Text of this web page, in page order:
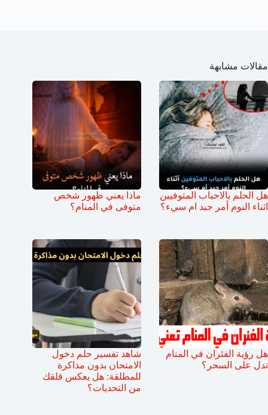
مقالات مشابهة
هل الحلم بالاحباب المتوفيين
اثناء النوم أمر جيد ام سيء؟
ماذا يعني ظهور شخص
متوفى في المنام؟
هل رؤية الفئران في المنام
تدل على السحر؟
شاهد تفسير حلم دخول
الامتحان بدون مذاكرة
للمطلقة: هل يعكس قلقك
من التحديات؟